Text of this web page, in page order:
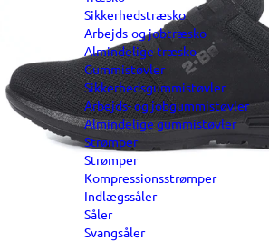
Sikkerhedstræsko
Arbejds-og jobtræsko
Almindelige træsko
Gummistøvler
Sikkerhedsgummistøvler
Arbejds- og jobgummistøvler
Almindelige gummistøvler
Strømper
Strømper
Kompressionsstrømper
Indlægssåler
Såler
Svangsåler